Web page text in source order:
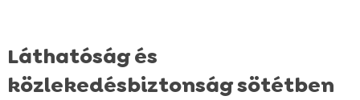
Láthatóság és
közlekedésbiztonság sötétben